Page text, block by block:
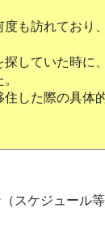
度も訪れており
探していた時に
住した際の具体
スケジュール等